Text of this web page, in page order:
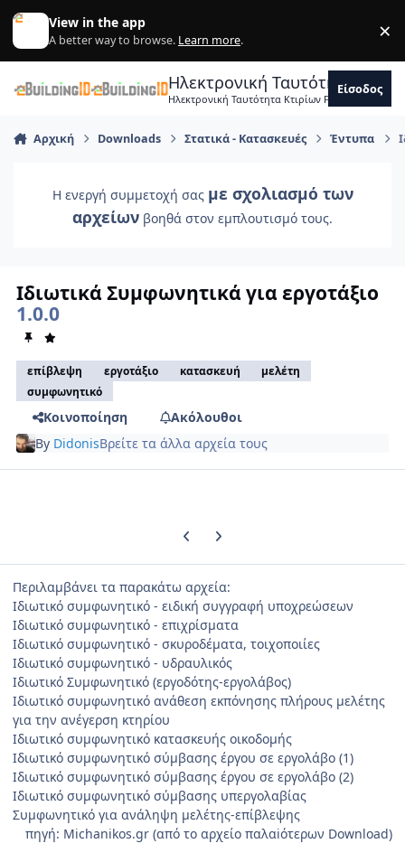
Skip to content
View in the app
A better way to browse. Learn more. ×
Ηλεκτρονική Ταυτότητα
Ηλεκτρονική Ταυτότητα Κτιρίων Forum
Είσοδος
Αρχική Downloads Στατικά - Κατασκευές Έντυπα
Η ενεργή συμμετοχή σας με σχολιασμό των
αρχείων βοηθά στον εμπλουτισμό τους.
Ιδιωτικά Συμφωνητικά για εργοτάξιο
1.0.0
επίβλεψη εργοτάξιο κατασκευή
μελέτη
συμφωνητικό
Κοινοποίηση
Ακόλουθοι
By DidonisΒρείτε τα άλλα αρχεία τους
Previous carousel slide
Next carousel slide
Περιλαμβάνει τα παρακάτω αρχεία:
Ιδιωτικό συμφωνητικό - ειδική συγγραφή υποχρεώσεων
Ιδιωτικό συμφωνητικό - επιχρίσματα
Ιδιωτικό συμφωνητικό - σκυροδέματα, τοιχοποιίες
Ιδιωτικό συμφωνητικό - υδραυλικός
Ιδιωτικό Συμφωνητικό (εργοδότης-εργολάβος)
Ιδιωτικό συμφωνητικό ανάθεση εκπόνησης πλήρους μελέτης
για την ανέγερση κτηρίου
Ιδιωτικό συμφωνητικό κατασκευής οικοδομής
Ιδιωτικό συμφωνητικό σύμβασης έργου σε εργολάβο (1)
Ιδιωτικό συμφωνητικό σύμβασης έργου σε εργολάβο (2)
Ιδιωτικό συμφωνητικό σύμβασης υπεργολαβίας
Συμφωνητικό για ανάληψη μελέτης-επίβλεψης
πηγή: Michanikos.gr (από το αρχείο παλαiότερων Download)